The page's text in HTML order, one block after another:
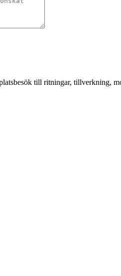
till ritningar, tillverkning,